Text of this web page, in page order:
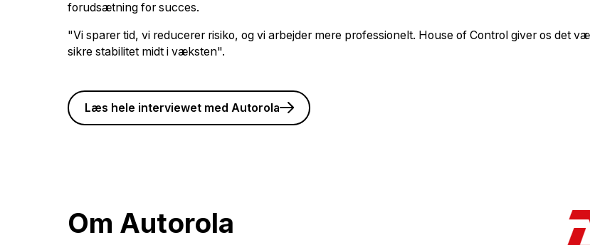
forudsætning for succes.
"Vi sparer tid, vi reducerer risiko, og vi arbejder mere professionelt. House of Control giver os det
sikre stabilitet midt i væksten".
Læs hele interviewet med Autorola
Om Autorola